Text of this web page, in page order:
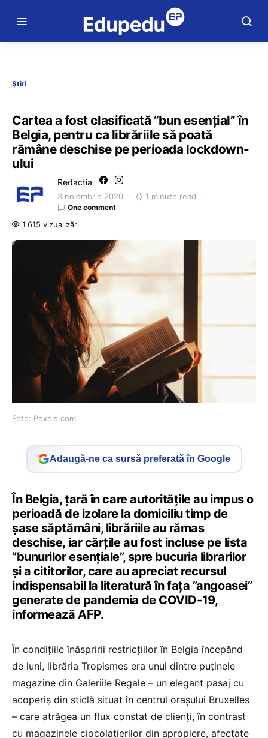
Știri
Cartea a fost clasificată ”bun esenţial” în
Belgia, pentru ca librăriile să poată
rămâne deschise pe perioada lockdown-
ului
Redacția
3 noiembrie 2020 1 minute read
One comment
1.615 vizualizări
Foto: Pexels.com
Adaugă-ne ca sursă preferată în Google
În Belgia, ţară în care autorităţile au impus o
perioadă de izolare la domiciliu timp de
şase săptămâni, librăriile au rămas
deschise, iar cărţile au fost incluse pe lista
”bunurilor esenţiale”, spre bucuria librarilor
şi a cititorilor, care au apreciat recursul
indispensabil la literatură în faţa ”angoasei”
generate de pandemia de COVID-19,
informează AFP.
În condiţiile înăspririi restricţiilor în Belgia începând
de luni, librăria Tropismes era unul dintre puţinele
magazine din Galeriile Regale – un elegant pasaj cu
acoperiş din sticlă situat în centrul oraşului Bruxelles
– care atrăgea un flux constat de clienţi, în contrast
cu magazinele ciocolatierilor din apropiere, afectate